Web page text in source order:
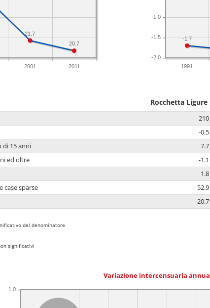
2001 2011
20.7
21.7
1991
-2.0
-1.5
-1.0
-1.7
Rocchetta Ligure
210
-0.5
di 15 anni
7.7
ed oltre
-1.1
1.8
case sparse
52.9
20.7
del denominatore
significativi
Variazione intercensuaria annua
1.0